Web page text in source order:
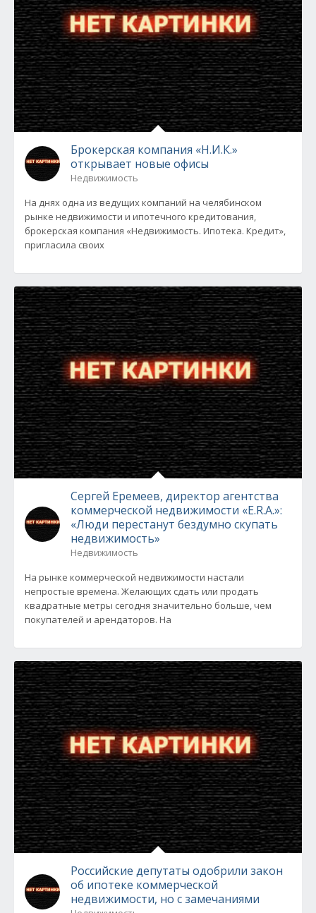
Брокерская компания «Н.И.К.»
открывает новые офисы
Недвижимость
На днях одна из ведущих компаний на челябинском
рынке недвижимости и ипотечного кредитования,
брокерская компания «Недвижимость. Ипотека. Кредит»,
пригласила своих
Сергей Еремеев, директор агентства
коммерческой недвижимости «E.R.A.»:
«Люди перестанут бездумно скупать
недвижимость»
Недвижимость
На рынке коммерческой недвижимости настали
непростые времена. Желающих сдать или продать
квадратные метры сегодня значительно больше, чем
покупателей и арендаторов. На
Российские депутаты одобрили закон
об ипотеке коммерческой
недвижимости, но с замечаниями